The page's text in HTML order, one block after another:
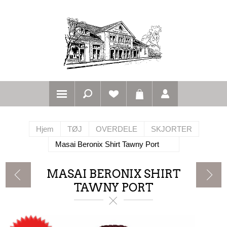
Hjem TØJ OVERDELE
SKJORTER
Masai Beronix Shirt Tawny Port
MASAI BERONIX SHIRT
TAWNY PORT